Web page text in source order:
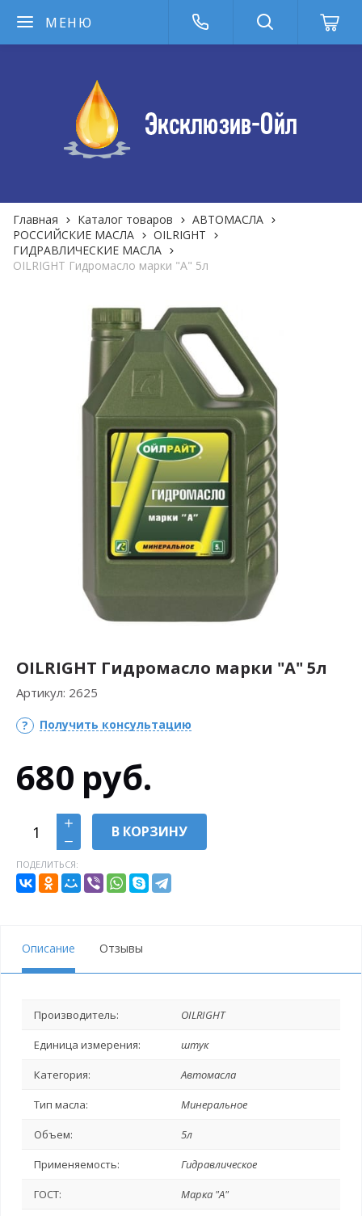
МЕНЮ
Главная Каталог товаров
АВТОМАСЛА
РОССИЙСКИЕ МАСЛА
OILRIGHT
ГИДРАВЛИЧЕСКИЕ МАСЛА
OILRIGHT Гидромасло марки "А" 5л
OILRIGHT Гидромасло марки "А" 5л
Артикул: 2625
Получить консультацию
680 руб.
В КОРЗИНУ
ПОДЕЛИТЬСЯ:
Описание Отзывы
Производитель: OILRIGHT
Единица измерения: штук
Категория: Автомасла
Тип масла: Минеральное
Объем: 5л
Применяемость: Гидравлическое
ГОСТ: Марка "А"